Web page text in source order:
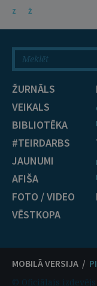
Z
Ž
ŽURNĀLS
VEIKALS
BIBLIOTĒKA
#TEIRDARBS
JAUNUMI
AFIŠA
FOTO / VIDEO
VĒSTKOPA
MOBILĀ VERSIJA /
© Oficiālais